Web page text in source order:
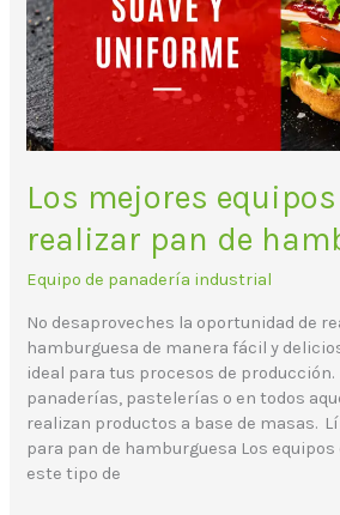
Los mejores
realizar pan de
Equipo de panadería industrial
No desaproveches la oportunidad de
hamburguesa de manera fácil y
ideal para tus procesos de producción.
panaderías, pastelerías o en todos
realizan productos a base de masas.
para pan de hamburguesa Los
este tipo de
pan
de
hamburguesa